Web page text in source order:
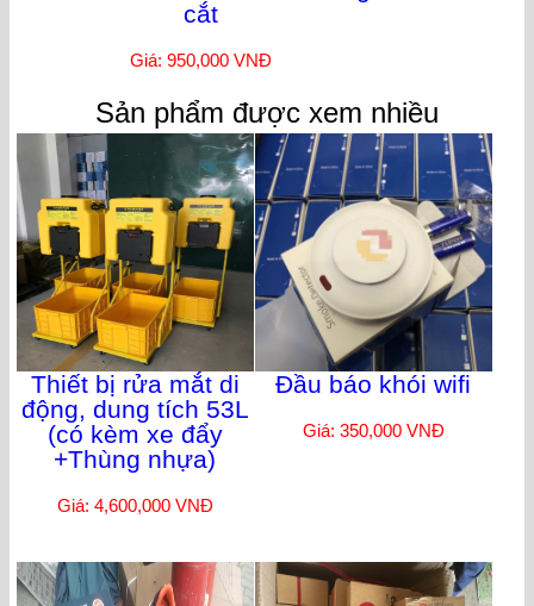
cắt
Giá: 950,000 VNĐ
Sản phẩm được xem nhiều
Thiết bị rửa mắt di
động, dung tích 53L
(có kèm xe đẩy
+Thùng nhựa)
Giá: 4,600,000 VNĐ
Đầu báo khói wifi
Giá: 350,000 VNĐ